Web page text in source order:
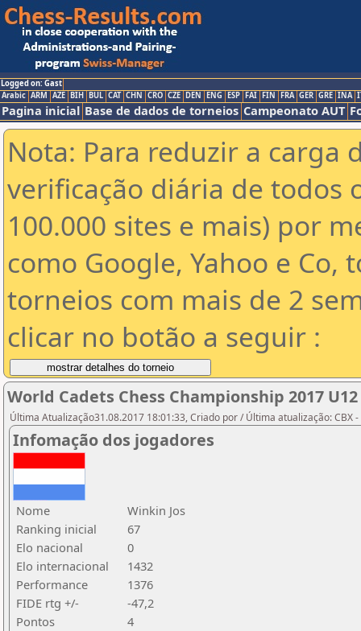
Logged on: Gast
Arabic ARM AZE BIH BUL CAT CHN CRO CZE DEN ENG ESP FAI FIN FRA GER GRE INA
Pagina inicial Base de dados de torneios Campeonato AUT
Nota: Para reduzir a carga
verificação diária de todos
100.000 sites e mais) por
como Google, Yahoo e Co,
torneios com mais de 2
clicar no botão a seguir :
World Cadets Chess Championship 2017
Última Atualização31.08.2017 18:01:33, Criado por / Última atualização: CBX
Infomação dos jogadores
Nome
Winkin Jos
Ranking inicial
67
Elo nacional
0
Elo internacional
1432
Performance
1376
FIDE rtg +/-
-47,2
Pontos
4